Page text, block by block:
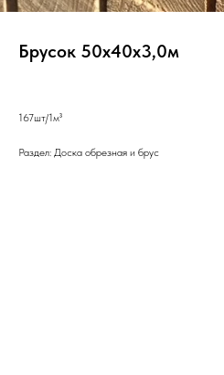
Брусок 50х40х3,0м
167шт/1м³
Раздел: Доска обрезная и брус